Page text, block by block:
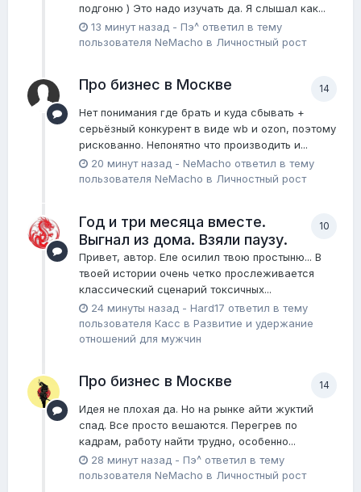
подгоню ) Это надо изучать да. Я слышал как...
13 минут назад - Пэ^ ответил в тему
пользователя NeMacho в Личностный рост
14
Про бизнес в Москве
Нет понимания где брать и куда сбывать +
серьёзный конкурент в виде wb и ozon, поэтому
рискованно. Непонятно что производить и...
20 минут назад - NeMacho ответил в тему
пользователя NeMacho в Личностный рост
10
Год и три месяца вместе.
Выгнал из дома. Взяли паузу.
Привет, автор. Еле осилил твою простыню... В
твоей истории очень четко прослеживается
классический сценарий токсичных...
24 минуты назад - Hard17 ответил в тему
пользователя Касс в Pазвитие и удержание
отношений для мужчин
14
Про бизнес в Москве
Идея не плохая да. Но на рынке айти жуктий
спад. Все просто вешаются. Перегрев по
кадрам, работу найти трудно, особенно...
28 минут назад - Пэ^ ответил в тему
пользователя NeMacho в Личностный рост